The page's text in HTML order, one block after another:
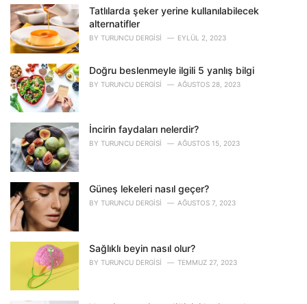
o
r
i
e
:
Tatlılarda şeker yerine kullanılabilecek
alternatifler
BY TURUNCU DERGISI EYLÜL 2, 2023
Doğru beslenmeyle ilgili 5 yanlış bilgi
BY TURUNCU DERGISI AĞUSTOS 28, 2023
İncirin faydaları nelerdir?
BY TURUNCU DERGISI AĞUSTOS 15, 2023
Güneş lekeleri nasıl geçer?
BY TURUNCU DERGISI AĞUSTOS 7, 2023
Sağlıklı beyin nasıl olur?
BY TURUNCU DERGISI TEMMUZ 27, 2023